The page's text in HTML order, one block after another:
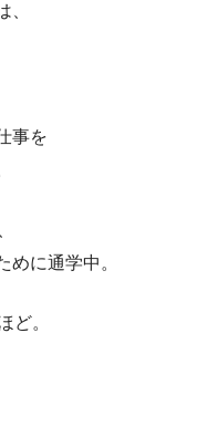
、
事を
めに通学中。
ど。